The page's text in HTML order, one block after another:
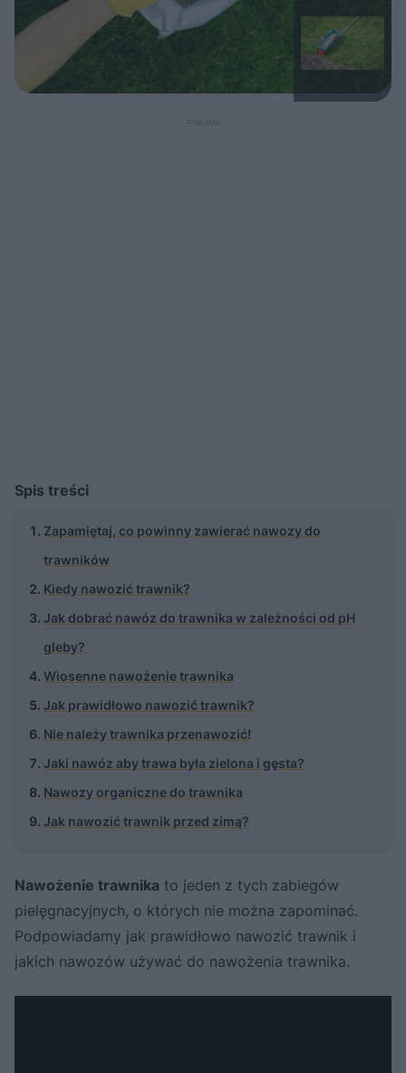
Spis treści
Zapamiętaj, co powinny zawierać nawozy do
trawników
Kiedy nawozić trawnik?
Jak dobrać nawóz do trawnika w zależności od pH
gleby?
Wiosenne nawożenie trawnika
Jak prawidłowo nawozić trawnik?
Nie należy trawnika przenawozić!
Jaki nawóz aby trawa była zielona i gęsta?
Nawozy organiczne do trawnika
Jak nawozić trawnik przed zimą?
Nawożenie trawnika to jeden z tych zabiegów
pielęgnacyjnych, o których nie można zapominać.
Podpowiadamy jak prawidłowo nawozić trawnik i
jakich nawozów używać do nawożenia trawnika.